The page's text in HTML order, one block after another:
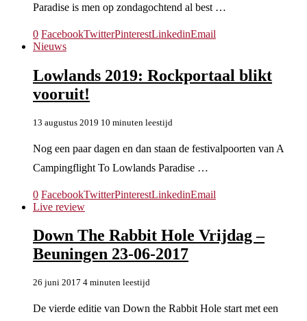
Paradise is men op zondagochtend al best …
0 FacebookTwitterPinterestLinkedinEmail
Nieuws
Lowlands 2019: Rockportaal blikt
vooruit!
13 augustus 2019 10 minuten leestijd
Nog een paar dagen en dan staan de festivalpoorten van A
Campingflight To Lowlands Paradise …
0 FacebookTwitterPinterestLinkedinEmail
Live review
Down The Rabbit Hole Vrijdag –
Beuningen 23-06-2017
26 juni 2017 4 minuten leestijd
De vierde editie van Down the Rabbit Hole start met een